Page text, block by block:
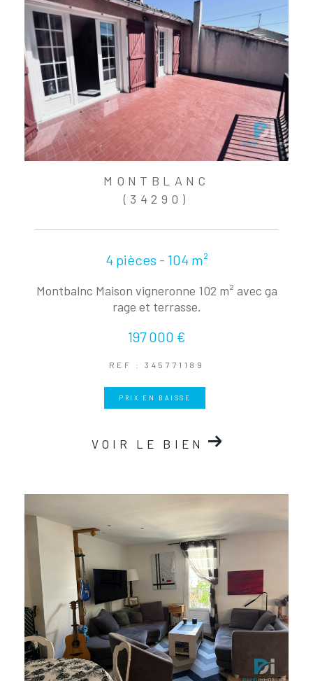
MONTBLANC
(34290)
4 pièces - 104 m²
Montbalnc Maison vigneronne 102 m² avec ga
rage et terrasse.
197 000 €
REF : 345771189
PRIX EN BAISSE
VOIR LE BIEN